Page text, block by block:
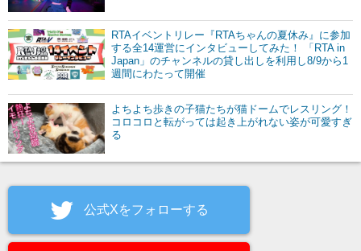
RTAイベントリレー『RTAちゃんの夏休み』に参加
する全14運営にインタビューしてみた！ 「RTA in
Japan」のチャンネルの貸し出しを利用し8/9から1
週間にわたって開催
よちよち歩きの子猫たちが猫ドームでレスリング！
コロコロと転がっては起き上がれない姿が可愛すぎ
る
公式Xをフォローする